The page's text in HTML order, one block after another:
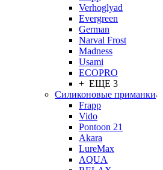
Verhoglyad
Evergreen
German
Narval Frost
Madness
Usami
ECOPRO
+ ЕЩЕ 3
Силиконовые приманки
Frapp
Vido
Pontoon 21
Akara
LureMax
AQUA